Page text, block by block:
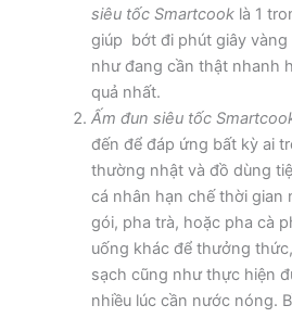
siêu tốc Smartcooklà 1
giúp bớt đi phút giây
như đang cần thật nhanh
quả nhất.
Ấm đun siêu tốc
đến để đáp ứng bất kỳ ai
thường nhật và đồ dùng
cá nhân hạn chế thời gian
gói, pha trà, hoặc pha cà
uống khác để thưởng
sạch cũng như thực hiện
nhiều lúc cần nước nóng.